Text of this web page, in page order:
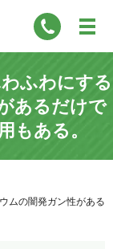
ふわにする
あるだけで
もある。
ムの闇発ガン性がある